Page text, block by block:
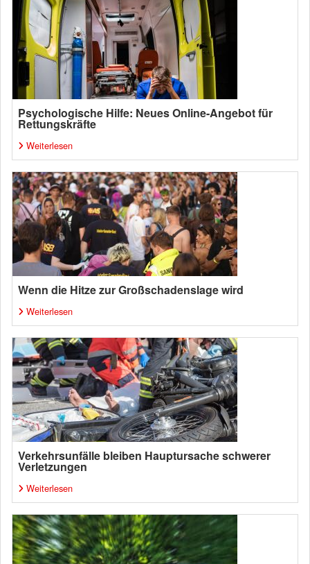
Psychologische Hilfe: Neues Online-Angebot für
Rettungskräfte
Weiterlesen
Wenn die Hitze zur Großschadenslage wird
Weiterlesen
Verkehrsunfälle bleiben Hauptursache schwerer
Verletzungen
Weiterlesen